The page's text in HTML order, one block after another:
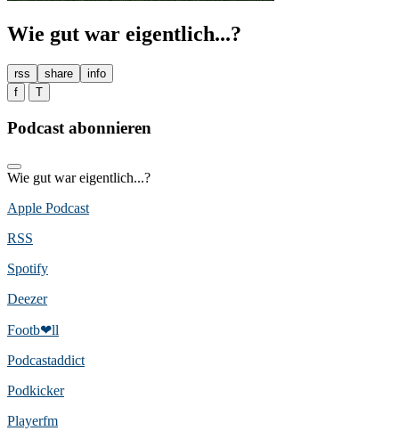
Wie gut war eigentlich...?
rss share
info
f
T
Podcast abonnieren
Wie gut war eigentlich...?
Apple Podcast
RSS
Spotify
Deezer
Footb❤ll
Podcast­addict
Podkicker
Playerfm